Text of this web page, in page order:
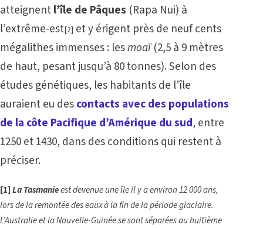
atteignentl’île de Pâques (Rapa Nui) à
l’extrême-est[2] et y érigent près de neuf cents
mégalithes immenses : lesmoaï(2,5 à 9 mètres
de haut, pesant jusqu’à 80 tonnes). Selon des
études génétiques, les habitants de l’île
auraient eu descontacts avec des populations
de la côte Pacifique d’Amérique du sud, entre
1250 et 1430, dans des conditions qui restent à
préciser.
[1]La Tasmanieest devenue une île il y a environ 12 000 ans,
lors de la remontée des eaux à la fin de la période glaciaire.
L’Australie et la Nouvelle-Guinée se sont séparées au huitième